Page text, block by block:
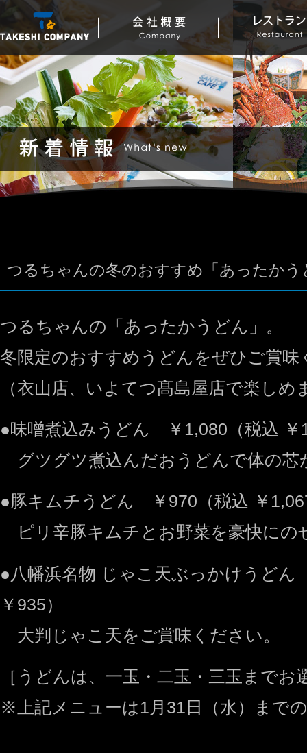
つるちゃんの冬のおすすめ「あったかう
つるちゃんの「あったかうどん」。
冬限定のおすすめうどんをぜひご賞味
（衣山店、いよてつ髙島屋店で楽しめ
●味噌煮込みうどん ￥1,080（税込 ￥
グツグツ煮込んだおうどんで体の芯
●豚キムチうどん ￥970（税込 ￥
ピリ辛豚キムチとお野菜を豪快にの
●八幡浜名物 じゃこ天ぶっかけうど
￥935）
大判じゃこ天をご賞味ください。
［うどんは、一玉・二玉・三玉まで
※上記メニューは1月31日（水）まで